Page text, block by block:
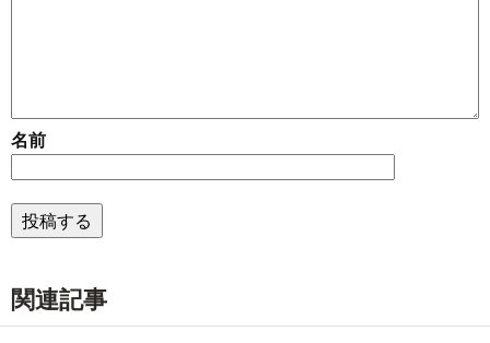
名前
関連記事